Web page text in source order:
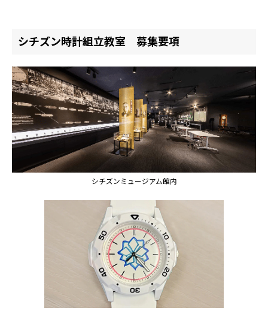
シチズン時計組立教室 募集要項
シチズンミュージアム館内